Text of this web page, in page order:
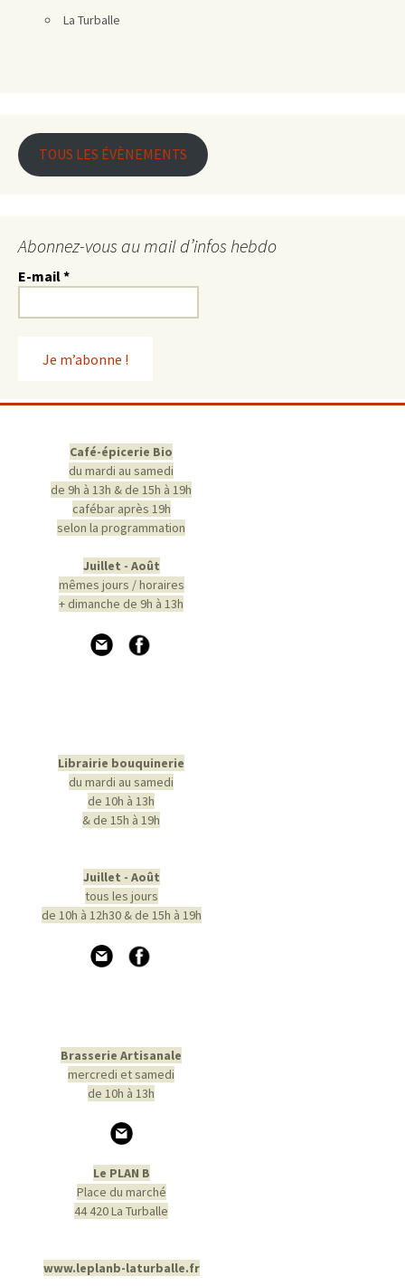
La Turballe
TOUS LES ÉVÈNEMENTS
Abonnez-vous au mail d’infos hebdo
E-mail*
Café-épicerie Bio
du mardi au samedi
de 9h à 13h & de 15h à 19h
cafébar après 19h
selon la programmation
Juillet - Août
mêmes jours / horaires
+ dimanche de 9h à 13h
Librairie bouquinerie
du mardi au samedi
de 10h à 13h
& de 15h à 19h
Juillet - Août
tous les jours
de 10h à 12h30 & de 15h à 19h
Brasserie Artisanale
mercredi et samedi
de 10h à 13h
Le PLAN B
Place du marché
44 420 La Turballe
www.leplanb-laturballe.fr